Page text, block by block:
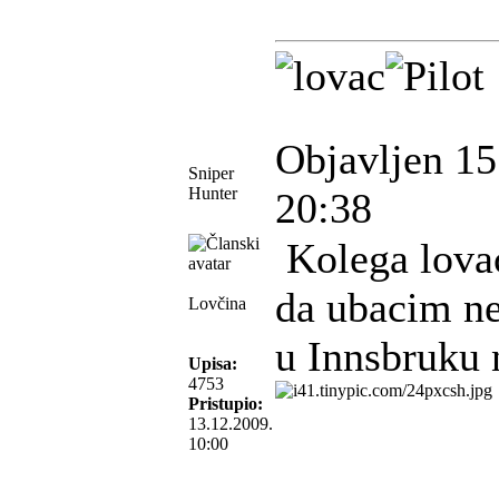
Sniper
Hunter
Objavljen
20:38
Lovčina
Upisa:
4753
Pristupio:
13.12.2009.
10:00
Kolega
da ubacim
u Innsbruku